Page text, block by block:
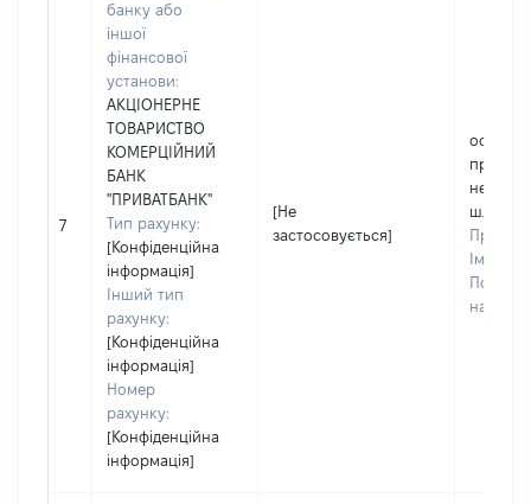
7
банку або
іншої
фінансової
установи:
АКЦІОНЕРНЕ
ТОВАРИСТВО
КОМЕРЦІЙНИЙ
БАНК
"ПРИВАТБАНК"
Тип рахунку:
[Конфіденційна
інформація]
Інший тип
рахунку:
[Конфіденційна
інформація]
Номер
рахунку:
[Конфіденційна
інформація]
[Не
застосовується]
особи,
не
шлюбі
Ім'я:
По